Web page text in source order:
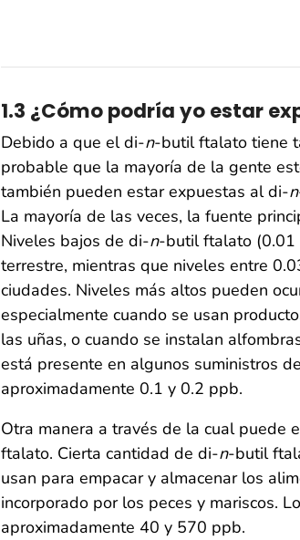
1.3 ¿Cómo podría yo estar
Debido a que el di-n-butil ftalato tiene
probable que la mayoría de la gente
también pueden estar expuestas al di-n
La mayoría de las veces, la fuente
Niveles bajos de di-n-butil ftalato (0.01
terrestre, mientras que niveles entre
ciudades. Niveles más altos pueden
especialmente cuando se usan
las uñas, o cuando se instalan
está presente en algunos suministros
aproximadamente 0.1 y 0.2 ppb.
Otra manera a través de la cual puede
ftalato. Cierta cantidad de di-n-butil
usan para empacar y almacenar los
incorporado por los peces y mariscos.
aproximadamente 40 y 570 ppb.